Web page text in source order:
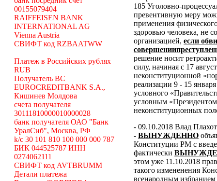
00155079404
RAIFFEISEN BANK
INTERNATIONAL AG
Vienna Austria
СВИФТ код RZBAATWW
Платеж в Российских рублях
RUB
Получатель BC
EUROCREDITBANK S.A.,
Кишинев Молдова
счета получателя
30111810000010000028
банк получателя ОАО "Банк
УралСиб", Москва, РФ
k/c 30 101 810 100 000 000 787
БИК 044525787 ИНН
0274062111
СВИФТ код AVTBRUMM
Детали платежа
185 Уголовно-
превентивную меру
применения
здоровью человека, не
организацией, если
решение носит
силу, начиная с 17
неконституционной
реализации 9 - 15
условного
условным
неконституционных
- 09.10.2018 Влад
- ВЫНУЖДЕННО
Конституции РМ с
фактически
этом уже 11.10.2018
такого измененения
всенародным